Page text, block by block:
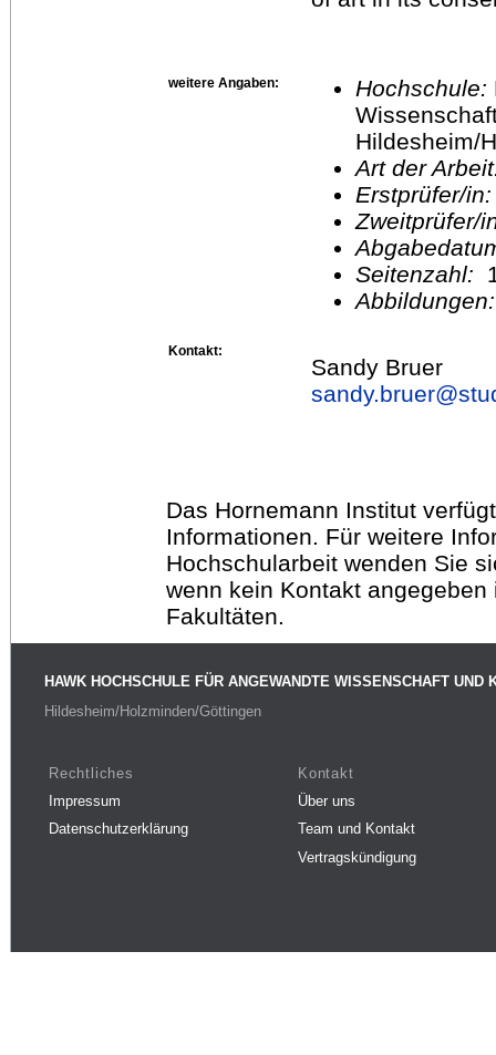
weitere Angaben: Hochschule:
Hildesheim/
Art der
Erstprüfer/
Seitenzahl:
Kontakt:
Sandy Bruer
sandy.bruer@
Das Hornemann Institut
Informationen. Für weitere
Hochschularbeit wenden Sie
wenn kein Kontakt
Fakultäten.
HAWK HOCHSCHULE FÜR ANGEWANDTE WISSENSCHAFT UND
Hildesheim/Holzminden/Göttingen
Rechtliches
Impressum
Datenschutzerklärung
Kontakt
Über uns
Team und Kontakt
Vertragskündigung